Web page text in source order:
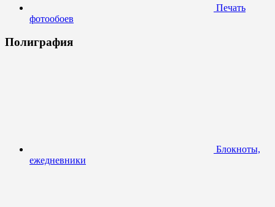
Печать
фотообоев
Полиграфия
Блокноты,
ежедневники